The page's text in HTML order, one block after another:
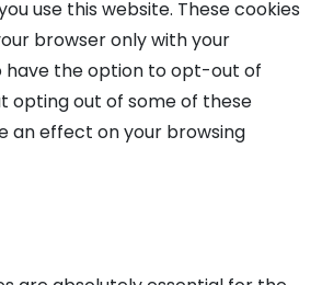
use this website. These cookies
browser only with your
have the option to opt-out of
opting out of some of these
an effect on your browsing